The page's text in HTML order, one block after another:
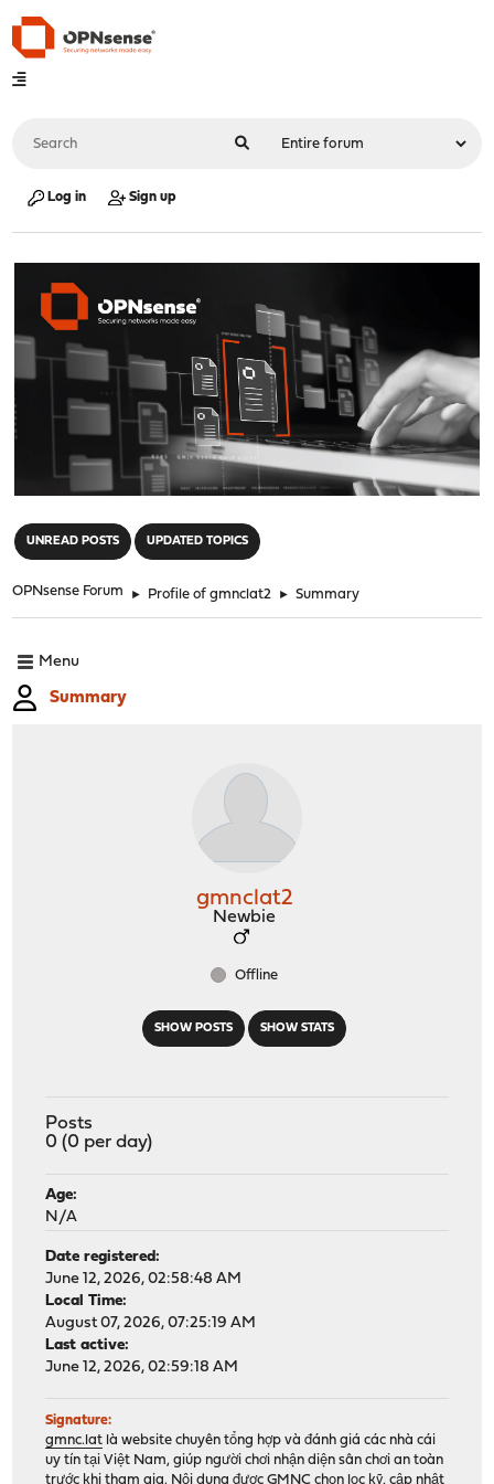
Log in Sign up
UNREAD POSTS UPDATED TOPICS
OPNsense Forum ► Profile of gmnclat2 ► Summary
Menu
Summary
SHOW POSTS SHOW STATS
gmnclat2
Newbie
Offline
Posts
0 (0 per day)
Age:
N/A
Date registered:
June 12, 2026, 02:58:48 AM
Local Time:
August 07, 2026, 07:25:19 AM
Last active:
June 12, 2026, 02:59:18 AM
Signature:
gmnc.lat là website chuyên tổng hợp và đánh giá các nhà cái
uy tín tại Việt Nam, giúp người chơi nhận diện sân chơi an toàn
trước khi tham gia. Nội dung được GMNC chọn lọc kỹ, cập nhật